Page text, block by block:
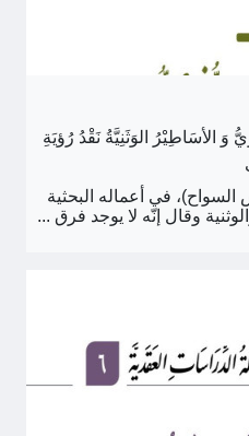
وَ الأسَاطِيْرُ الوَثَنِيَّةُ نَقْدُ رُؤيَةِ
في أعماله البحثية
وقال إنّه لا يوجد فرق ...